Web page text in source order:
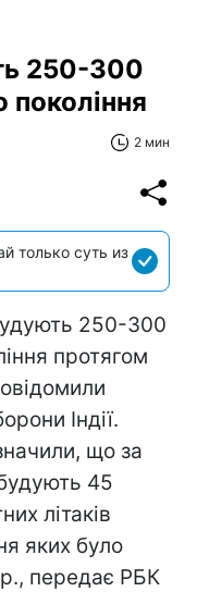
250-300
покоління
2 мин
только суть из
250-300
протягом
Індії.
що за
45
літаків
яких було
передає РБК